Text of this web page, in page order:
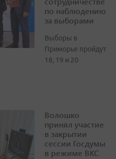
по наблюдению
за выборами
Выборы в
Приморье пройдут
18, 19 и 20
Волошко
принял участие
в закрытии
сессии Госдумы
в режиме ВКС